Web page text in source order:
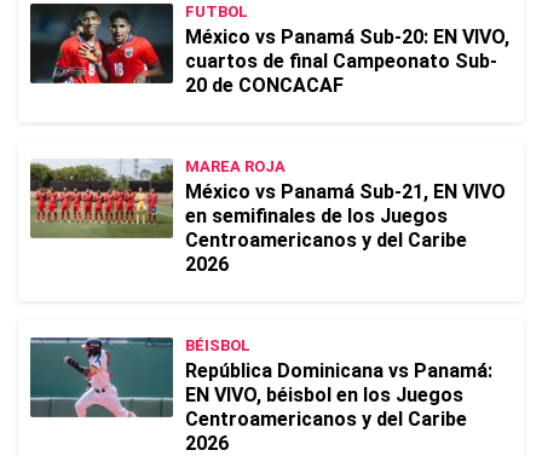
FUTBOL
México vs Panamá Sub-20: EN VIVO,
cuartos de final Campeonato Sub-
20 de CONCACAF
MAREA ROJA
México vs Panamá Sub-21, EN VIVO
en semifinales de los Juegos
Centroamericanos y del Caribe
2026
BÉISBOL
República Dominicana vs Panamá:
EN VIVO, béisbol en los Juegos
Centroamericanos y del Caribe
2026